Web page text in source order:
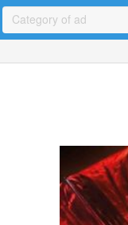
Category of ad